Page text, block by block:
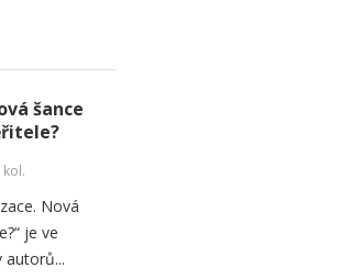
šance
kol.
Nová
je ve
autorů...